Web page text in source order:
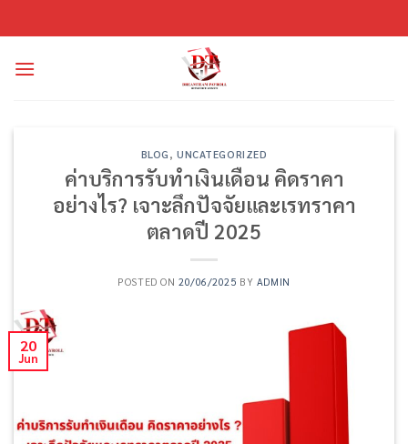
to
BLOG ,UNCATEGORIZED
ค่าบริการรับทำเงินเดือน คิดราคา
อย่างไร? เจาะลึกปัจจัยและเรทราคา
ตลาดปี 2025
POSTED ON 20/06/2025 BY ADMIN
20
Jun